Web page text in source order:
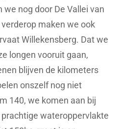
nog door De Vallei van
maken we ook
Willekensberg. Dat we
longen vooruit gaan,
blijven de kilometers
onszelf nog niet
140, we komen aan bij
wateroppervlakte